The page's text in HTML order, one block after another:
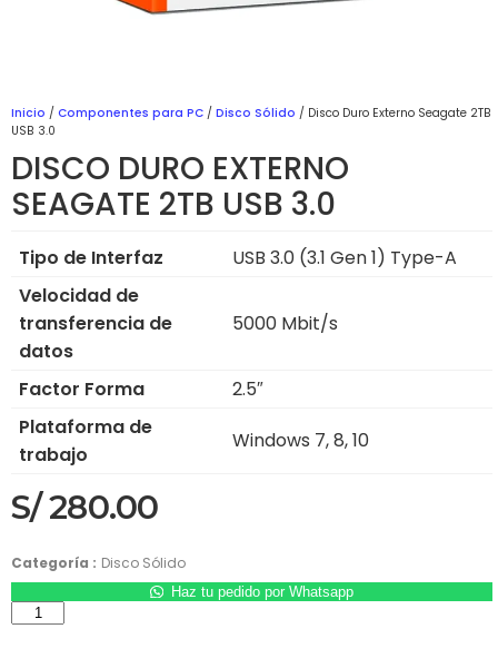
Inicio / Componentes para PC / Disco Sólido / Disco Duro Externo Seagate 2TB
USB 3.0
DISCO DURO EXTERNO
SEAGATE 2TB USB 3.0
Tipo de Interfaz
USB 3.0 (3.1 Gen 1) Type-A
Velocidad de
transferencia de
datos
5000 Mbit/s
Factor Forma
2.5″
Plataforma de
trabajo
Windows 7, 8, 10
S/280.00
Categoría : Disco Sólido
Haz tu pedido por Whatsapp